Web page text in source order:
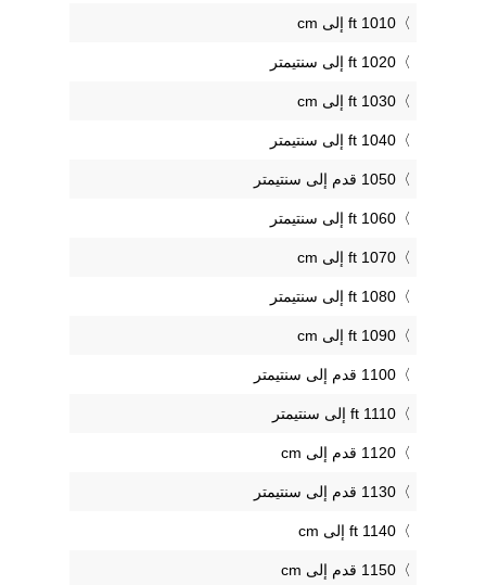
1010 ft إلى cm
1020 ft إلى سنتيمتر
1030 ft إلى cm
1040 ft إلى سنتيمتر
1050 قدم إلى سنتيمتر
1060 ft إلى سنتيمتر
1070 ft إلى cm
1080 ft إلى سنتيمتر
1090 ft إلى cm
1100 قدم إلى سنتيمتر
1110 ft إلى سنتيمتر
1120 قدم إلى cm
1130 قدم إلى سنتيمتر
1140 ft إلى cm
1150 قدم إلى cm